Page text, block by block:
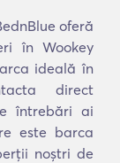
oferă
în Wookey
ideală în
direct
întrebări ai
este barca
noștri de